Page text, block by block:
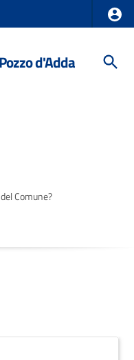
d'Adda
Comune?